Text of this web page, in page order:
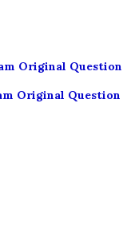
Original Question
Original Question